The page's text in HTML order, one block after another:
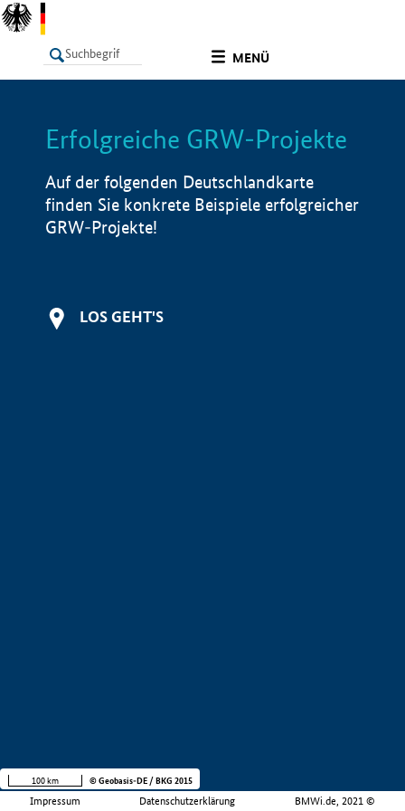
MENÜ
LISTE Info
Erfolgreiche GRW-Projekte
Auf der folgenden Deutschlandkarte
finden Sie konkrete Beispiele erfolgreicher
GRW-Projekte!
LOS GEHT'S
Impressum Datenschutzerklärung BMWi.de, 2021 ©
100 km © Geobasis-DE / BKG 2015